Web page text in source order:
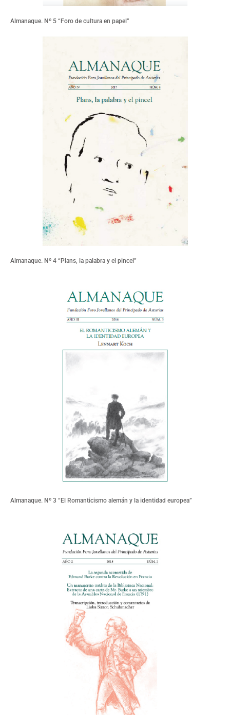
Almanaque. Nº 5 “Foro de cultura en papel”
Almanaque. Nº 4 “Plans, la palabra y el pincel”
Almanaque. Nº 3 “El Romanticismo alemán y la identidad europea”